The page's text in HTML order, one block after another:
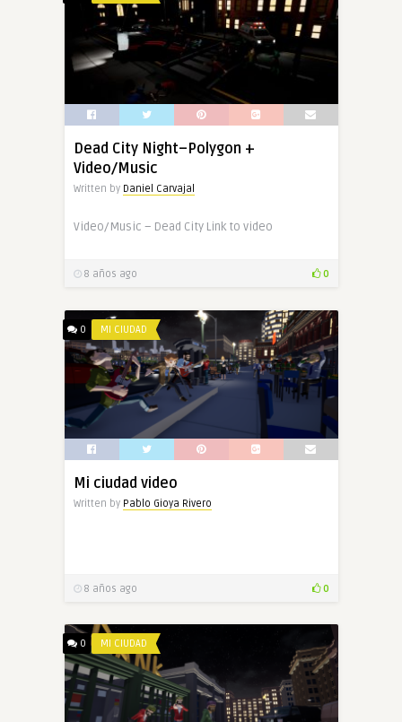
Dead City Night–Polygon +
Video/Music
Written by Daniel Carvajal
Video/Music – Dead City Link to video
8 años ago 0
0 MI CIUDAD
Mi ciudad video
Written by Pablo Gioya Rivero
8 años ago 0
0 MI CIUDAD